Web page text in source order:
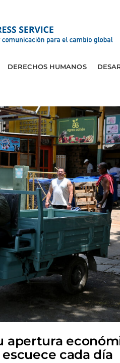
DERECHOS HUMANOS
apertura
cada día